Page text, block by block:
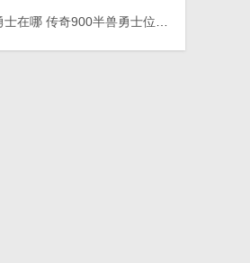
哪 传奇900半兽勇士位置在哪